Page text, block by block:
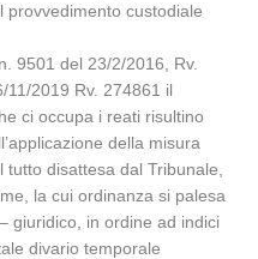
provvedimento custodiale
9501 del 23/2/2016, Rv.
2019 Rv. 274861 il
ci occupa i reati risultino
della misura
disattesa dal Tribunale,
la cui ordinanza si palesa
giuridico, in ordine ad indici
divario temporale